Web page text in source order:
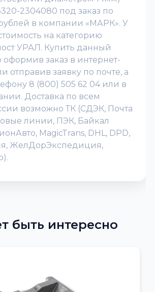
2304080 под заказ по
в компании «МАРК». У
на категорию
УРАЛ. Купить данный
заказ в интернет-
отправив заявку по почте, а
8 (800) 505 62 04 или в
Доставка по всем
возможно ТК (СДЭК, Почта
линии, ПЭК, Байкал
MagicTrans, DHL, DPD,
ЖелДорЭкспедиция,
быть интересно